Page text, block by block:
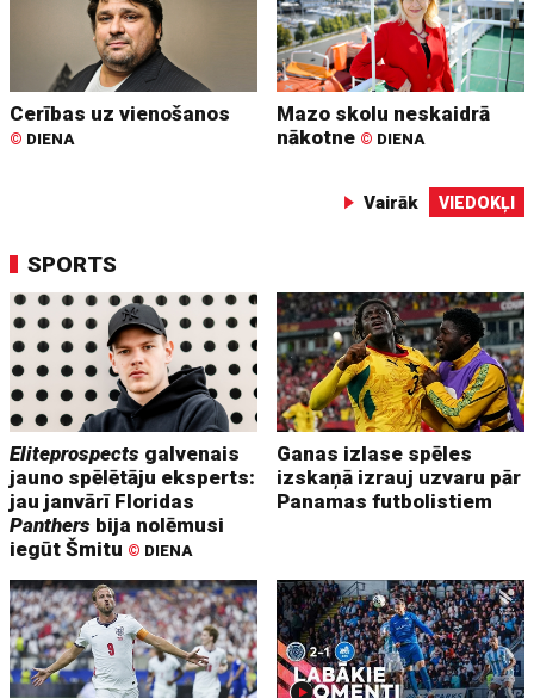
Cerības uz vienošanos
© DIENA
Mazo skolu neskaidrā
nākotne © DIENA
Vairāk VIEDOKĻI
SPORTS
Eliteprospects galvenais
jauno spēlētāju eksperts:
jau janvārī Floridas
Panthers bija nolēmusi
iegūt Šmitu © DIENA
Ganas izlase spēles
izskaņā izrauj uzvaru pār
Panamas futbolistiem